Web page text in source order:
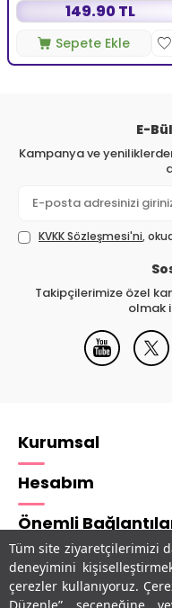
Tüm site ziyaretçilerimizi
deneyimini
çerezler kullanıyoruz.
149.90 TL
Sepete Ekle
E-
Kampanya ve
KVKK Sözleşmesi'ni,
Takipçilerimize özel
olmak
Kurumsal
Hesabım
Önemli
Adres & İletişim